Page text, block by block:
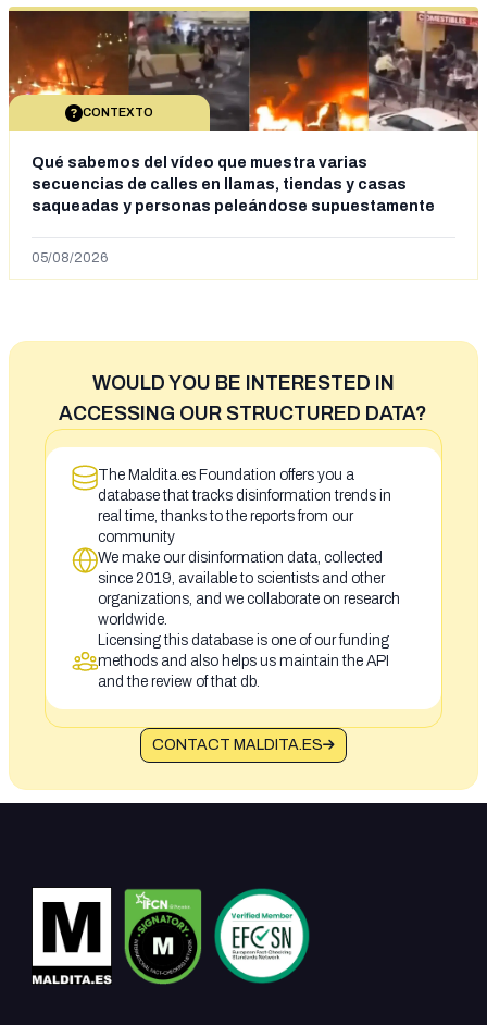
CONTEXTO
Qué sabemos del vídeo que muestra varias
secuencias de calles en llamas, tiendas y casas
saqueadas y personas peleándose supuestamente
situación irregular a Ceuta
05/08/2026
WOULD YOU BE INTERESTED IN
ACCESSING OUR STRUCTURED DATA?
The Maldita.es Foundation offers you a
database that tracks disinformation trends in
real time, thanks to the reports from our
community
We make our disinformation data, collected
since 2019, available to scientists and other
organizations, and we collaborate on research
worldwide.
Licensing this database is one of our funding
methods and also helps us maintain the API
and the review of that db.
CONTACT MALDITA.ES